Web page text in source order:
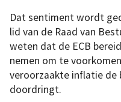
Dat sentiment wordt
lid van de Raad van
weten dat de ECB
nemen om te
veroorzaakte inflatie de
doordringt.